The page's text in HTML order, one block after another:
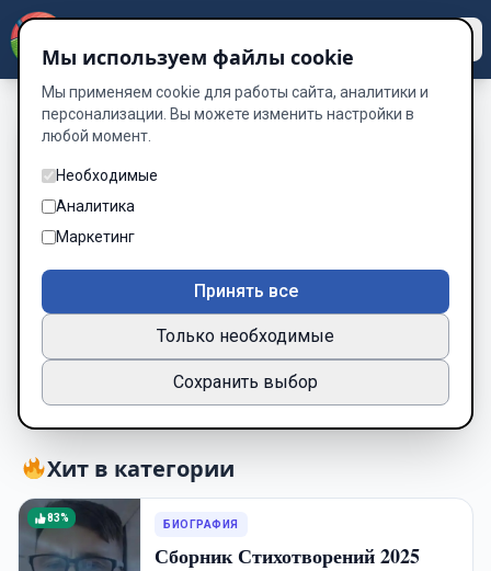
Книги о Жизнь —
читать онлайн
бесплатно
Подборка книг по жанру «Жизнь»
Новинки Популярные
Хит в категории
83%
БИОГРАФИЯ
Сборник Стихотворений 2025
Мы используем файлы cookie
Мы применяем cookie для работы сайта, аналитики и
персонализации. Вы можете изменить настройки в
любой момент.
Необходимые
Аналитика
Маркетинг
Принять все
Только необходимые
Сохранить выбор